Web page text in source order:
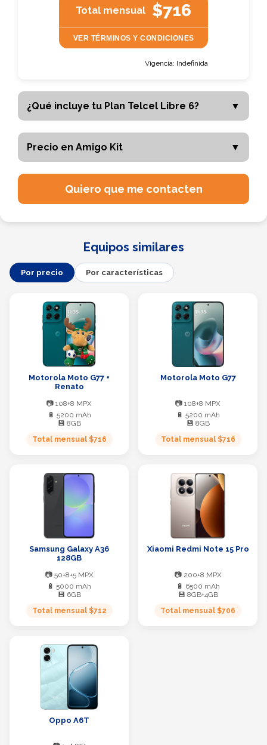
Total mensual $716
VER TÉRMINOS Y CONDICIONES
Vigencia: Indefinida
¿Qué incluye tu Plan Telcel Libre 6?
▼
Cashback estimado:
$105
GB incluidos:
30.00 GB
📣 Cámbiate a Telcel o incrementa tu plan y recibe
Redes sociales ilimitadas:
Precio en Amigo Kit ▼
Precio Amigo:$5,999.00
Vigencia prepago:Indefinida
Quiero que me contacten
Equipos similares
Por precio Por características
Motorola Moto G77 +
Renato
📷 108+8 MPX
🔋 5200 mAh
💾 8GB
Total mensual $716
Motorola Moto G77
📷 108+8 MPX
🔋 5200 mAh
💾 8GB
Total mensual $716
Samsung Galaxy A36
128GB
📷 50+8+5 MPX
🔋 5000 mAh
💾 6GB
Total mensual $712
Xiaomi Redmi Note 15 Pro
📷 200+8 MPX
🔋 6500 mAh
💾 8GB+4GB
Total mensual $706
Oppo A6T